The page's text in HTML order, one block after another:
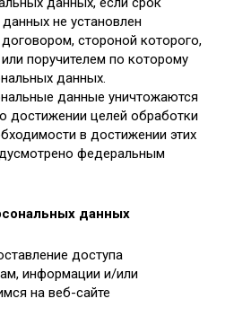
не установлен
стороной которого,
поручителем по которому
данных.
данные уничтожаются
достижении целей обработки
в достижении этих
федеральным
данных
доступа
информации и/или
на веб-сайте